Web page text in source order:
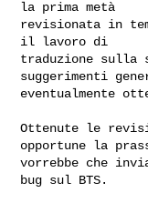
la prima metà
revisionata in
il lavoro di
traduzione sulla
suggerimenti
eventualmente
Ottenute le
opportune la
vorrebbe che
bug sul BTS.